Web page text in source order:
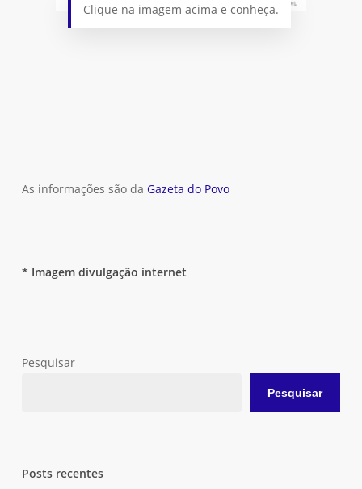
Clique na imagem acima e conheça.
As informações são da Gazeta do Povo
* Imagem divulgação internet
Pesquisar
Pesquisar
Posts recentes